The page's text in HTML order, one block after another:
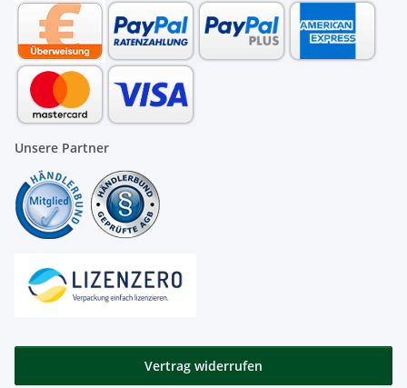
Unsere Partner
Vertrag widerrufen